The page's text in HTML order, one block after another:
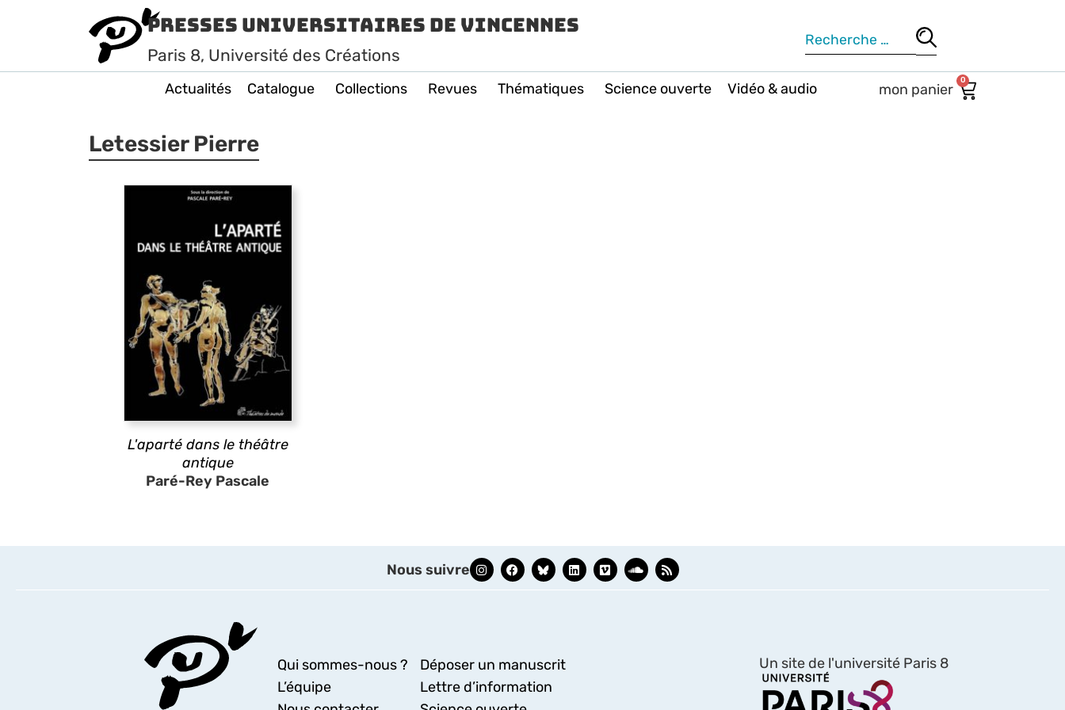
Presses Universitaires de Vincennes
Paris 8, Université des Créations
Actualités Catalogue Collections Revues Thématiques Science ouverte Vidéo & audio 0
Letessier Pierre
L'aparté dans le théâtre
antique
Paré-Rey Pascale
Nous suivre
Qui sommes-nous ?
L’équipe
Déposer un manuscrit
Lettre d’information
Un site de l'université Paris 8